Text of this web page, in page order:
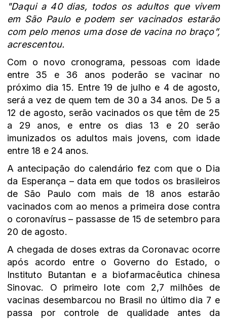
"Daqui a 40 dias, todos os adultos que vivem
em São Paulo e podem ser vacinados estarão
com pelo menos uma dose de vacina no braço”,
acrescentou.
Com o novo cronograma, pessoas com idade
entre 35 e 36 anos poderão se vacinar no
próximo dia 15. Entre 19 de julho e 4 de agosto,
será a vez de quem tem de 30 a 34 anos. De 5 a
12 de agosto, serão vacinados os que têm de 25
a 29 anos, e entre os dias 13 e 20 serão
imunizados os adultos mais jovens, com idade
entre 18 e 24 anos.
A antecipação do calendário fez com que o Dia
da Esperança – data em que todos os brasileiros
de São Paulo com mais de 18 anos estarão
vacinados com ao menos a primeira dose contra
o coronavírus – passasse de 15 de setembro para
20 de agosto.
A chegada de doses extras da Coronavac ocorre
após acordo entre o Governo do Estado, o
Instituto Butantan e a biofarmacêutica chinesa
Sinovac. O primeiro lote com 2,7 milhões de
vacinas desembarcou no Brasil no último dia 7 e
passa por controle de qualidade antes da